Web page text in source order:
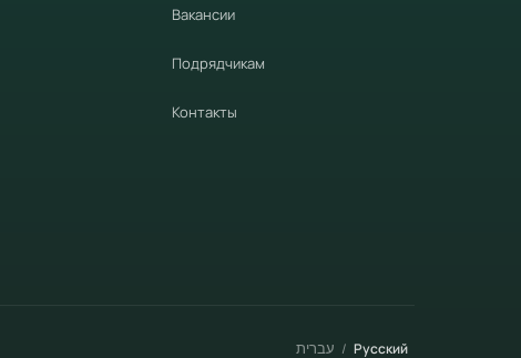
Вакансии
Подрядчикам
Контакты
עברית / Русский